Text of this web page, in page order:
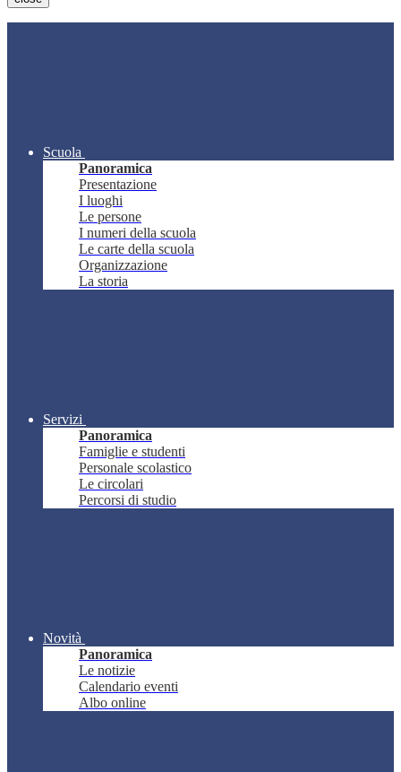
Scuola
Panoramica
Presentazione
I luoghi
Le persone
I numeri della scuola
Le carte della scuola
Organizzazione
La storia
Servizi
Panoramica
Famiglie e studenti
Personale scolastico
Le circolari
Percorsi di studio
Novità
Panoramica
Le notizie
Calendario eventi
Albo online